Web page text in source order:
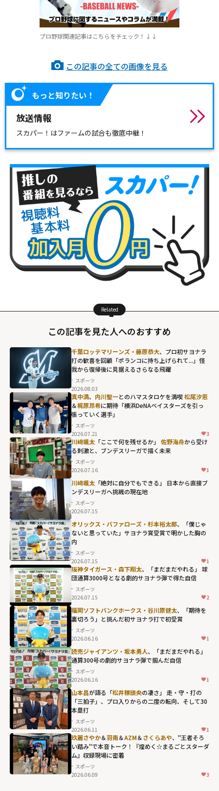
プロ野球関連記事はこちらをチェック！↓↓
この記事の全ての画像を見る
もっと知りたい！
放送情報
スカパー！はファームの試合も徹底中継！
Related
この記事を見た人へのおすすめ
千葉ロッテマリーンズ・藤原恭大、プロ初サヨナラ
打の歓喜を回顧「ポランコに持ち上げられて...」怪
我から復帰後に見据えるさらなる飛躍
スポーツ
2026.08.03
真中満、 内川聖一とのハマスタロケを満喫松尾汐恩
＆梶原昂希に期待「横浜DeNAベイスターズを引っ
張っていく選手」
スポーツ
2026.07.21
3
川﨑颯太 「ここで何を残せるか」 佐野海舟から受け
る刺激と、ブンデスリーガで描く未来
スポーツ
2026.07.16
1
川﨑颯太 「絶対に自分でもできる」 日本から直接ブ
ンデスリーガへ――挑戦の現在地
スポーツ
2026.07.15
オリックス・バファローズ・杉本裕太郎、「僕じゃ
ないと思っていた」サヨナラ賞受賞で明かした胸の
内
スポーツ
2026.07.15
1
阪神タイガース・森下翔太、「まだまだやれる」 球
団通算3000号となる劇的サヨナラ弾で得た自信
スポーツ
2026.07.15
2
福岡ソフトバンクホークス・谷川原健太、「期待を
裏切ろう」と挑んだ初サヨナラ打で初受賞
スポーツ
2026.06.16
1
読売ジャイアンツ・坂本勇人、「まだまだやれる」
通算300号の劇的サヨナラ弾で掴んだ自信
スポーツ
2026.06.16
1
山本昌が語る「松井稼頭央の凄さ」 走・守・打の
「三拍子」、プロ入りからの二度の転向、そして30
本塁打
スポーツ
2026.06.11
1
玖麗さやか＆羽南＆AZM＆さくらあや、"王者そろ
い踏み"で本音トーク！『煌めく☆まるごとスターダ
ム』収録現場に密着
スポーツ
2026.06.09
3